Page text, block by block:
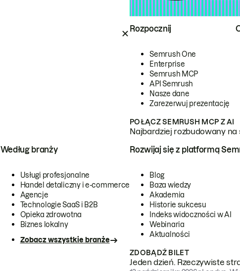
Rozpocznij
Semrush One
Enterprise
Semrush MCP
API Semrush
Nasze dane
Zarezerwuj prezentację
POŁĄCZ SEMRUSH MCP Z AI
Najbardziej rozbudowany
Według branży
Usługi profesjonalne
Handel detaliczny i e-commerce
Agencje
Technologie SaaS i B2B
Opieka zdrowotna
Biznes lokalny
Zobacz wszystkie branże
Rozwijaj się z platformą
Blog
Baza wiedzy
Akademia
Historie sukcesu
Indeks widoczności w AI
Webinaria
Aktualności
ZDOBĄDŹ BILET
Jeden dzień. Rzeczywiste